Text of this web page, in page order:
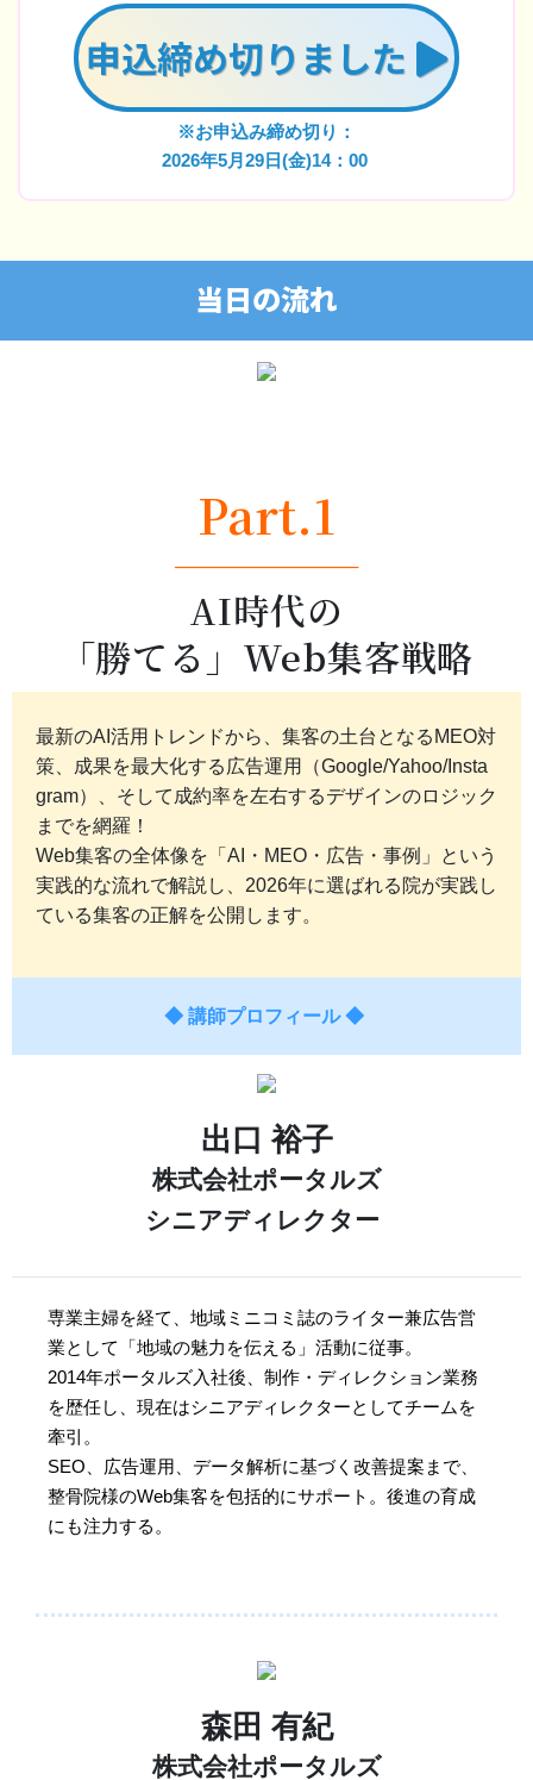
申込締め切りました
※お申込み締め切り：
2026年5月29日(金)14：00
当日の流れ
Part.1
──────────────
AI時代の
「勝てる」Web集客戦略
最新のAI活用トレンドから、集客の土台となるMEO対
策、成果を最大化する広告運用（Google/Yahoo/Insta
gram）、そして成約率を左右するデザインのロジック
までを網羅！
Web集客の全体像を「AI・MEO・広告・事例」という
実践的な流れで解説し、2026年に選ばれる院が実践し
ている集客の正解を公開します。
◆ 講師プロフィール ◆
出口 裕子
株式会社ポータルズ
シニアディレクター
専業主婦を経て、地域ミニコミ誌のライター兼広告営
業として「地域の魅力を伝える」活動に従事。
2014年ポータルズ入社後、制作・ディレクション業務
を歴任し、現在はシニアディレクターとしてチームを
牽引。
SEO、広告運用、データ解析に基づく改善提案まで、
整骨院様のWeb集客を包括的にサポート。後進の育成
にも注力する。
森田 有紀
株式会社ポータルズ